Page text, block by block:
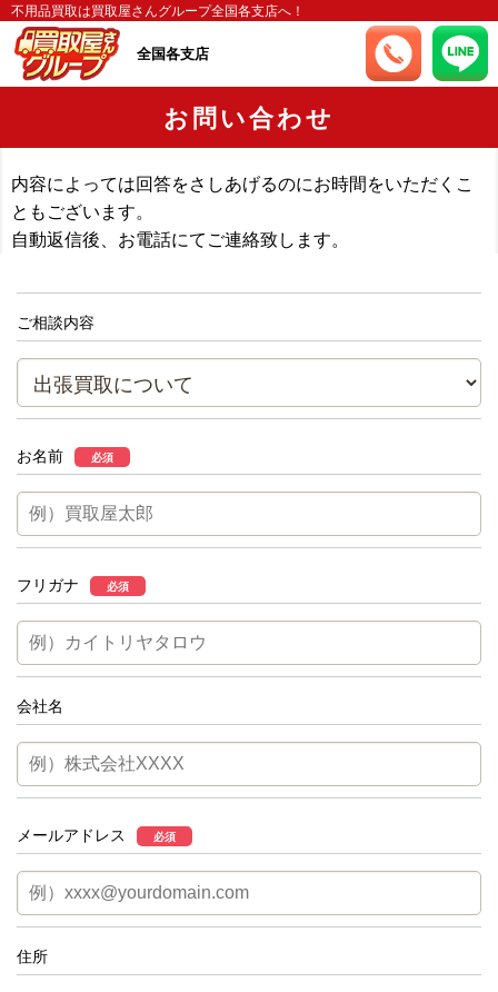
不用品買取は買取屋さんグループ全国各支店へ！
全国各支店
お問い合わせ
内容によっては回答をさしあげるのにお時間をいただくこ
ともございます。
自動返信後、お電話にてご連絡致します。
ご相談内容
お名前 必須
フリガナ 必須
会社名
メールアドレス 必須
住所